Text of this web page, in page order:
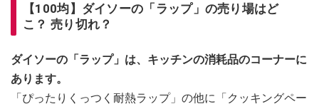
【100均】ダイソーの「ラップ」の売り場はど
こ？ 売り切れ？
ダイソーの「ラップ」は、キッチンの消耗品のコーナーに
あります。
「ぴったりくっつく耐熱ラップ」の他に「クッキングペー